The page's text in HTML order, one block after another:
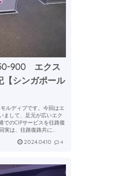
900 エクス
【シンガポール
ルディブです。今回はエ
まして、足元が広いエク
でのCIPサービスを往路復
は、往路復路共に...
2024.04.10 4